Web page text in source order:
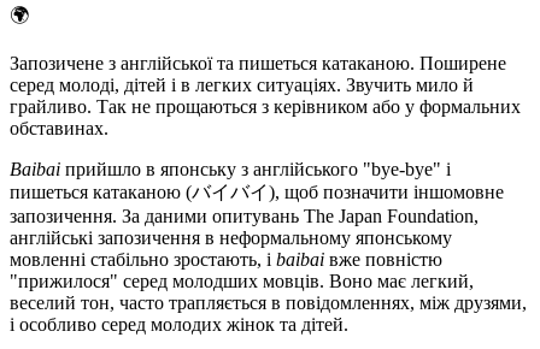
🌍
Запозичене з англійської та пишеться катаканою. Поширене
серед молоді, дітей і в легких ситуаціях. Звучить мило й
грайливо. Так не прощаються з керівником або у формальних
обставинах.
Baibai прийшло в японську з англійського "bye-bye" і
пишеться катаканою (バイバイ), щоб позначити іншомовне
запозичення. За даними опитувань The Japan Foundation,
англійські запозичення в неформальному японському
мовленні стабільно зростають, і baibai вже повністю
"прижилося" серед молодших мовців. Воно має легкий,
веселий тон, часто трапляється в повідомленнях, між друзями,
і особливо серед молодих жінок та дітей.